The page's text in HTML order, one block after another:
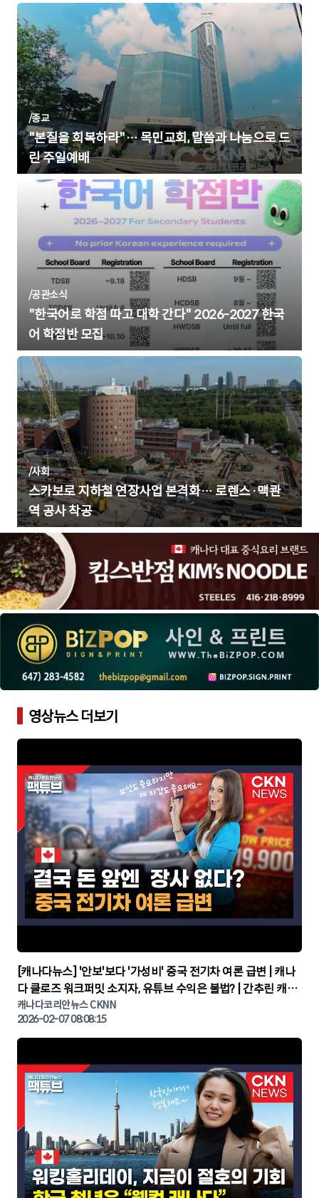
/종교
"본질을 회복하라"… 목민교회, 말씀과 나눔으로 드
린 주일예배
/공관소식
"한국어로 학점 따고 대학 간다" 2026-2027 한국
어 학점반 모집
/사회
스카보로 지하철 연장사업 본격화… 로렌스·맥콴
역 공사 착공
영상뉴스 더보기
▶
[캐나다뉴스] '안보'보다 '가성비' 중국 전기차 여론 급변 | 캐나
다 클로즈 워크퍼밋 소지자, 유튜브 수익은 불법? | 간추린 캐나
다뉴스 | CKNNEWS, 캐나다코리안뉴스
캐나다코리안뉴스 CKNN
2026-02-07 08:08:15